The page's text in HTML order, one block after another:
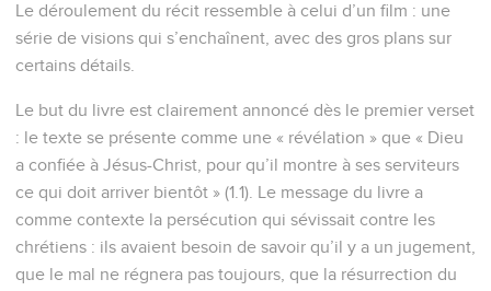
Le déroulement du récit ressemble à celui d’un film : une
série de visions qui s’enchaînent, avec des gros plans sur
certains détails.
Le but du livre est clairement annoncé dès le premier verset
: le texte se présente comme une « révélation » que « Dieu
a confiée à Jésus-Christ, pour qu’il montre à ses serviteurs
ce qui doit arriver bientôt » (1.1). Le message du livre a
comme contexte la persécution qui sévissait contre les
chrétiens : ils avaient besoin de savoir qu’il y a un jugement,
que le mal ne régnera pas toujours, que la résurrection du